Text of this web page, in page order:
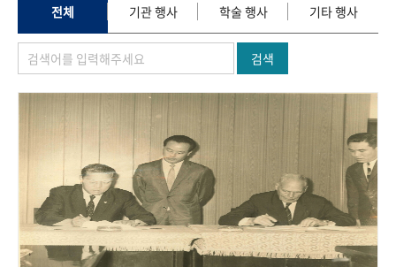
세계와 함께 한 KIHASA
VR 역사관
전체 기관 행사 학술 행사 기타 행사
검색